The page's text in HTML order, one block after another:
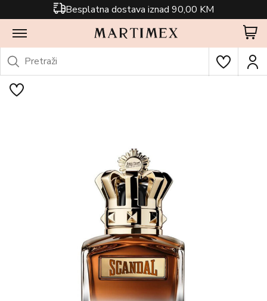
Besplatna dostava iznad 90,00 KM